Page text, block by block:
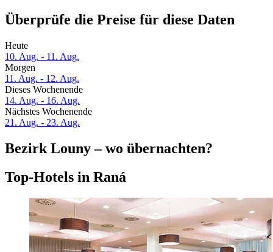
Überprüfe die Preise für diese Daten
Heute
10. Aug. - 11. Aug.
Morgen
11. Aug. - 12. Aug.
Dieses Wochenende
14. Aug. - 16. Aug.
Nächstes Wochenende
21. Aug. - 23. Aug.
Bezirk Louny – wo übernachten?
Top-Hotels in Raná